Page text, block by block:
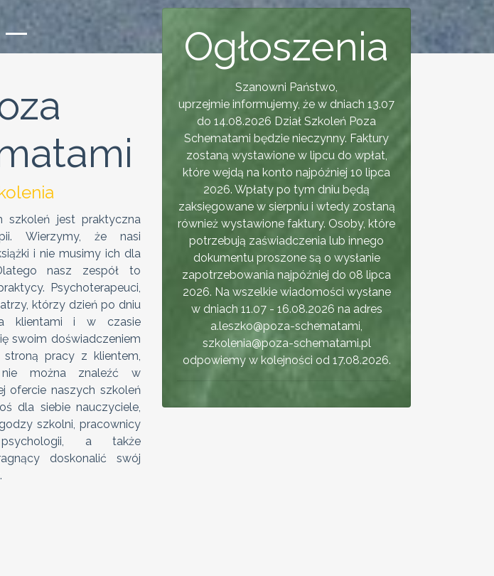
szkoleń jest praktyczna
Wierzymy, że nasi
i nie musimy ich dla
nasz zespół to
Psychoterapeuci,
którzy dzień po dniu
klientami i w czasie
swoim doświadczeniem
pracy z klientem,
można znaleźć w
ofercie naszych szkoleń
dla siebie nauczyciele,
szkolni, pracownicy
a także
doskonalić swój
Ogłoszenia
Szanowni Państwo,
uprzejmie informujemy, że w dniach 13.07
do 14.08.2026 Dział Szkoleń Poza
Schematami będzie nieczynny. Faktury
zostaną wystawione w lipcu do wpłat,
które wejdą na konto najpóźniej 10 lipca
2026. Wpłaty po tym dniu będą
zaksięgowane w sierpniu i wtedy zostaną
również wystawione faktury. Osoby, które
potrzebują zaświadczenia lub innego
dokumentu proszone są o wysłanie
zapotrzebowania najpóźniej do 08 lipca
2026. Na wszelkie wiadomości wysłane
w dniach 11.07 - 16.08.2026 na adres
a.leszko@poza-schematami,
szkolenia@poza-schematami.pl
odpowiemy w kolejności od 17.08.2026.